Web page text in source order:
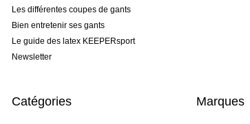
Les différentes coupes de gants
Bien entretenir ses gants
Le guide des latex KEEPERsport
Newsletter
Catégories Marques